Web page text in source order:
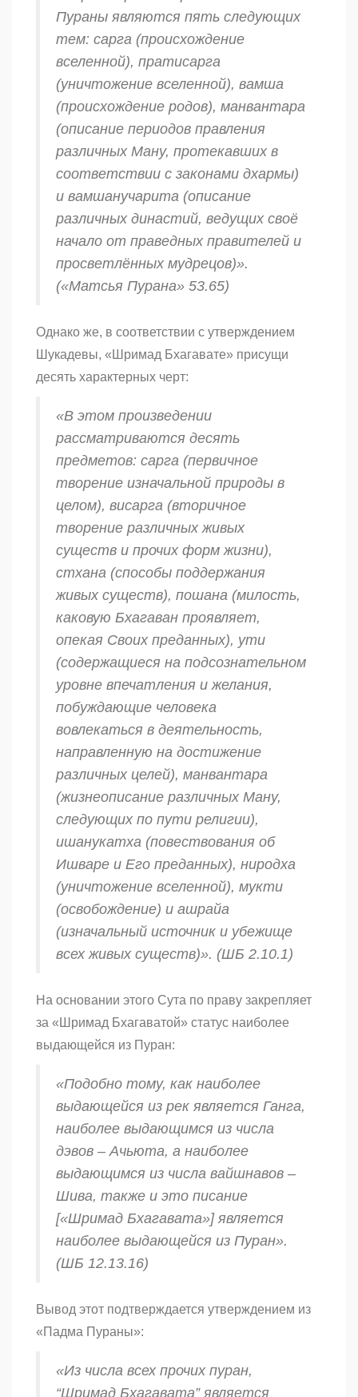
Пураны являются пять следующих
тем: сарга (происхождение
вселенной), пратисарга
(уничтожение вселенной), вамша
(происхождение родов), манвантара
(описание периодов правления
различных Ману, протекавших в
соответствии с законами дхармы)
и вамшанучарита (описание
различных династий, ведущих своё
начало от праведных правителей и
просветлённых мудрецов)».
(«Матсья Пурана» 53.65)
Однако же, в соответствии с утверждением
Шукадевы, «Шримад Бхагавате» присущи
десять характерных черт:
«В этом произведении
рассматриваются десять
предметов: сарга (первичное
творение изначальной природы в
целом), висарга (вторичное
творение различных живых
существ и прочих форм жизни),
стхана (способы поддержания
живых существ), пошана (милость,
каковую Бхагаван проявляет,
опекая Своих преданных), ути
(содержащиеся на подсознательном
уровне впечатления и желания,
побуждающие человека
вовлекаться в деятельность,
направленную на достижение
различных целей), манвантара
(жизнеописание различных Ману,
следующих по пути религии),
ишанукатха (повествования об
Ишваре и Его преданных), ниродха
(уничтожение вселенной), мукти
(освобождение) и ашрайа
(изначальный источник и убежище
всех живых существ)». (ШБ 2.10.1)
На основании этого Сута по праву закрепляет
за «Шримад Бхагаватой» статус наиболее
выдающейся из Пуран:
«Подобно тому, как наиболее
выдающейся из рек является Ганга,
наиболее выдающимся из числа
дэвов – Ачьюта, а наиболее
выдающимся из числа вайшнавов –
Шива, также и это писание
[«Шримад Бхагавата»] является
наиболее выдающейся из Пуран».
(ШБ 12.13.16)
Вывод этот подтверждается утверждением из
«Падма Пураны»:
«Из числа всех прочих пуран,
“Шримад Бхагавата” является